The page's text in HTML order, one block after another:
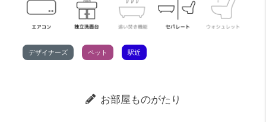
デザイナーズ ペット 駅近
お部屋ものがたり